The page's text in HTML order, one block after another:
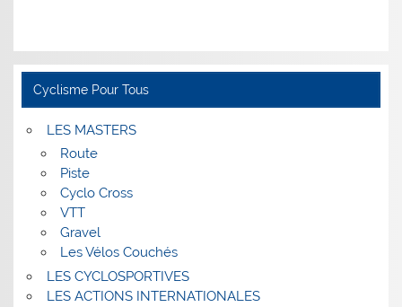
Cyclisme Pour Tous
LES MASTERS
Route
Piste
Cyclo Cross
VTT
Gravel
Les Vélos Couchés
LES CYCLOSPORTIVES
LES ACTIONS INTERNATIONALES